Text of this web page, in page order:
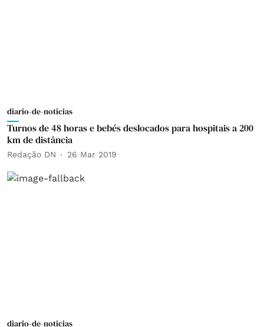
diario-de-noticias
Turnos de 48 horas e bebés deslocados para hospitais a 200
km de distância
Redação DN 26 Mar 2019
diario-de-noticias